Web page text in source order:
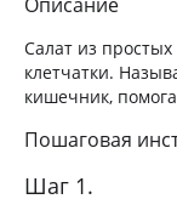
Салат из
клетчатки.
кишечник,
Пошаговая
Шаг 1.